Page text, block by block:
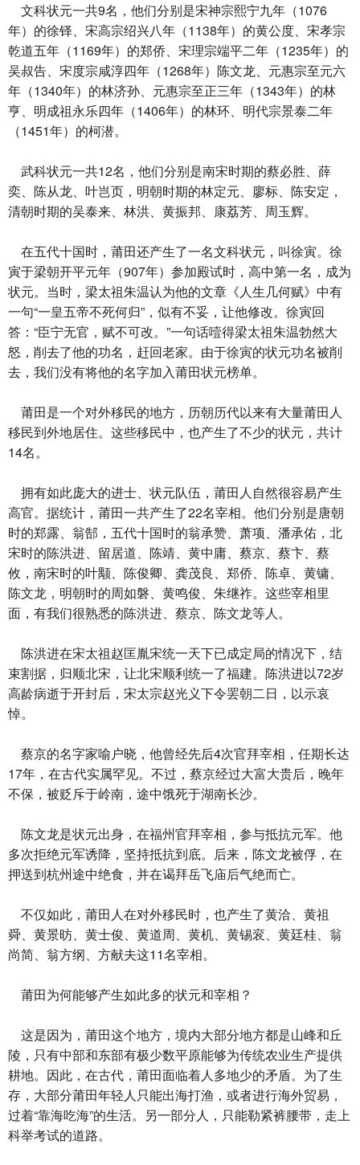
文科状元一共9名，他们分别是宋神宗熙宁九年（1076
年）的徐铎、宋高宗绍兴八年（1138年）的黄公度、宋孝宗
乾道五年（1169年）的郑侨、宋理宗端平二年（1235年）的
吴叔告、宋度宗咸淳四年（1268年）陈文龙、元惠宗至元六
年（1340年）的林济孙、元惠宗至正三年（1343年）的林
亨、明成祖永乐四年（1406年）的林环、明代宗景泰二年
（1451年）的柯潜。
武科状元一共12名，他们分别是南宋时期的蔡必胜、薛
奕、陈从龙、叶岂页，明朝时期的林定元、廖标、陈安定，
清朝时期的吴泰来、林洪、黄振邦、康荔芳、周玉辉。
在五代十国时，莆田还产生了一名文科状元，叫徐寅。徐
寅于梁朝开平元年（907年）参加殿试时，高中第一名，成为
状元。当时，梁太祖朱温认为他的文章《人生几何赋》中有
一句“一皇五帝不死何归”，似有不妥，让他修改。徐寅回
答：“臣宁无官，赋不可改。”一句话噎得梁太祖朱温勃然大
怒，削去了他的功名，赶回老家。由于徐寅的状元功名被削
去，我们没有将他的名字加入莆田状元榜单。
莆田是一个对外移民的地方，历朝历代以来有大量莆田人
移民到外地居住。这些移民中，也产生了不少的状元，共计
14名。
拥有如此庞大的进士、状元队伍，莆田人自然很容易产生
高官。据统计，莆田一共产生了22名宰相。他们分别是唐朝
时的郑露、翁郜，五代十国时的翁承赞、萧项、潘承佑，北
宋时的陈洪进、留居道、陈靖、黄中庸、蔡京、蔡卞、蔡
攸，南宋时的叶颙、陈俊卿、龚茂良、郑侨、陈卓、黄镛、
陈文龙，明朝时的周如磐、黄鸣俊、朱继祚。这些宰相里
面，有我们很熟悉的陈洪进、蔡京、陈文龙等人。
陈洪进在宋太祖赵匡胤宋统一天下已成定局的情况下，结
束割据，归顺北宋，让北宋顺利统一了福建。陈洪进以72岁
高龄病逝于开封后，宋太宗赵光义下令罢朝二日，以示哀
悼。
蔡京的名字家喻户晓，他曾经先后4次官拜宰相，任期长达
17年，在古代实属罕见。不过，蔡京经过大富大贵后，晚年
不保，被贬斥于岭南，途中饿死于湖南长沙。
陈文龙是状元出身，在福州官拜宰相，参与抵抗元军。他
多次拒绝元军诱降，坚持抵抗到底。后来，陈文龙被俘，在
押送到杭州途中绝食，并在谒拜岳飞庙后气绝而亡。
不仅如此，莆田人在对外移民时，也产生了黄洽、黄祖
舜、黄景昉、黄士俊、黄道周、黄机、黄锡衮、黄廷桂、翁
尚简、翁方纲、方献夫这11名宰相。
莆田为何能够产生如此多的状元和宰相？
这是因为，莆田这个地方，境内大部分地方都是山峰和丘
陵，只有中部和东部有极少数平原能够为传统农业生产提供
耕地。因此，在古代，莆田面临着人多地少的矛盾。为了生
存，大部分莆田年轻人只能出海打渔，或者进行海外贸易，
过着“靠海吃海”的生活。另一部分人，只能勒紧裤腰带，走上
科举考试的道路。